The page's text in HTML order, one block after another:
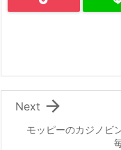
モッピーのカジノビ

Next